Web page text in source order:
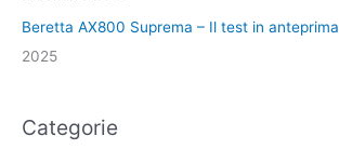
Beretta AX800 Suprema – Il test in anteprima
2025
Categorie